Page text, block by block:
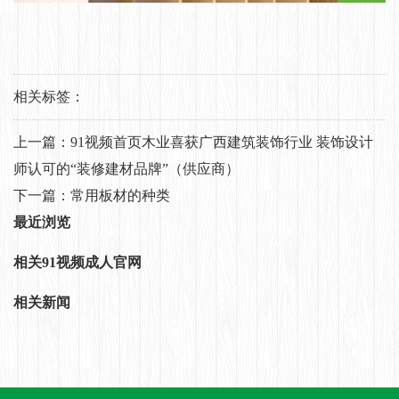
相关标签：
上一篇： 91视频首页木业喜获广西建筑装饰行业 装饰设计
师认可的“装修建材品牌”（供应商）
下一篇： 常用板材的种类
最近浏览
相关91视频成人官网
相关新闻